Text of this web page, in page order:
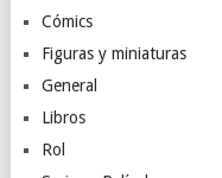
Cómics
Figuras y miniaturas
General
Libros
Rol